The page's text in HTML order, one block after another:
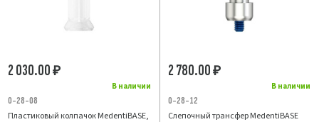
В наличии
2 030.00₽
0-28-08
Пластиковый колпачок MedentiBASE,
В наличии
2 780.00₽
0-28-12
Слепочный трансфер MedentiBASE